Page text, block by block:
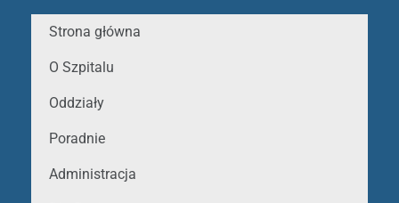
Strona główna
O Szpitalu
Oddziały
Poradnie
Administracja